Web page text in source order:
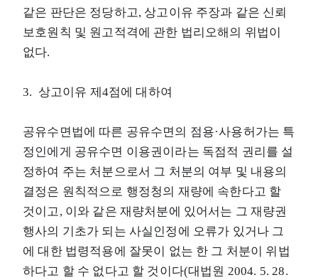
같은 판단은 정당하고, 상고이유 주장과 같은 신뢰
보호원칙 및 원고적격에 관한 법리오해의 위법이
없다.
3. 상고이유 제4점에 대하여
공유수면법에 따른 공유수면의 점용·사용허가는 특
정인에게 공유수면 이용권이라는 독점적 권리를 설
정하여 주는 처분으로서 그 처분의 여부 및 내용의
결정은 원칙적으로 행정청의 재량에 속한다고 할
것이고, 이와 같은 재량처분에 있어서는 그 재량권
행사의 기초가 되는 사실인정에 오류가 있거나 그
에 대한 법령적용에 잘못이 없는 한 그 처분이 위법
하다고 할 수 없다고 할 것이다(대법원 2004. 5. 28.